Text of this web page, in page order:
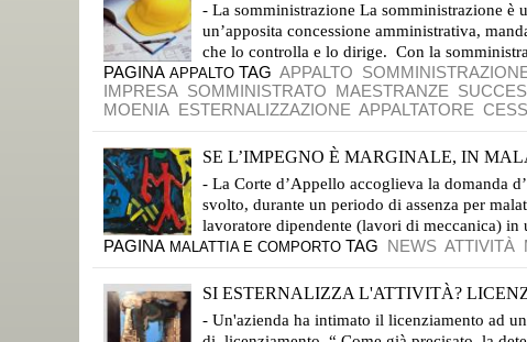
- La somministrazione La somministrazione è
un’apposita concessione amministrativa,
che lo controlla e lo dirige. Con la
PAGINA APPALTO TAG APPALTO
IMPRESA SOMMINISTRATO MAESTRANZE
MOENIA ESTERNALIZZAZIONE APPALTATORE
SE L’IMPEGNO È MARGINALE, IN
- La Corte d’Appello accoglieva la domanda
svolto, durante un periodo di assenza per
lavoratore dipendente (lavori di meccanica)
PAGINA MALATTIA E COMPORTO TAG NEWS ATTIVITÀ
SI ESTERNALIZZA L'ATTIVITÀ?
- Un'azienda ha intimato il licenziamento ad